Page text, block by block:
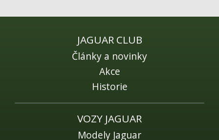
JAGUAR CLUB
Články a novinky
Akce
Historie
VOZY JAGUAR
Modely Jaguar